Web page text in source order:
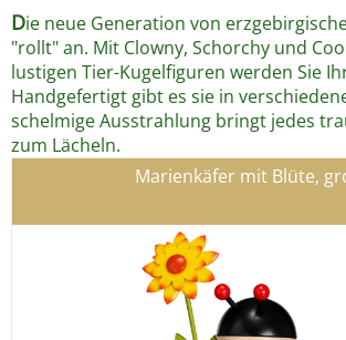
Die neue Generation von
"rollt" an. Mit Clowny, Schorchy und
lustigen Tier-Kugelfiguren werden Sie
Handgefertigt gibt es sie in
schelmige Ausstrahlung bringt jedes
zum Lächeln.
Marienkäfer mit Blüte,